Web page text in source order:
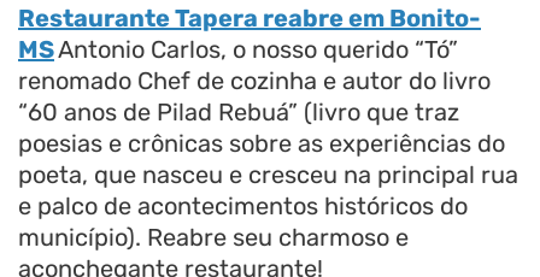
Restaurante Tapera reabre em Bonito-
MSAntonio Carlos, o nosso querido “Tó”
renomado Chef de cozinha e autor do livro
“60 anos de Pilad Rebuá” (livro que traz
poesias e crônicas sobre as experiências do
poeta, que nasceu e cresceu na principal rua
e palco de acontecimentos históricos do
município). Reabre seu charmoso e
aconchegante restaurante!